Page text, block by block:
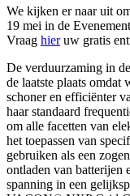
We kijken er naar uit
19 mei in de
Vraag hieruw gratis
De verduurzaming in
de laatste plaats omdat
schoner en efficiënter
haar standaard
om alle facetten van
het toepassen van
gebruiken als een
ontladen van batterijen
spanning in een